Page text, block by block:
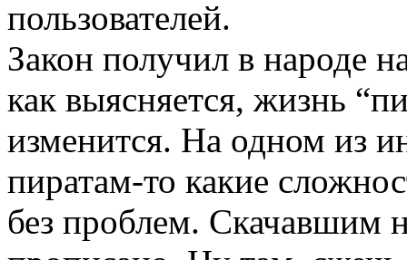
пользователей.
Закон получил в народе
как выясняется, жизнь
изменится. На одном из
пиратам-­то какие
без проблем. Скачавшим